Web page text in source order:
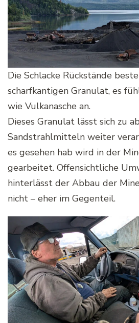
Die Schlacke Rückstände
scharfkantigen Granulat, es
wie Vulkanasche an.
Dieses Granulat lässt sich zu
Sandstrahlmitteln weiter
es gesehen hab wird in der
gearbeitet. Offensichtliche
hinterlässt der Abbau der
nicht – eher im Gegenteil.